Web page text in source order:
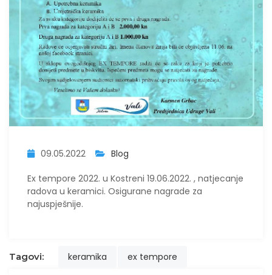
09.05.2022 Blog
Ex tempore 2022. u Kostreni 19.06.2022. , natjecanje
radova u keramici. Osigurane nagrade za
najuspješnije.
Tagovi: keramika ex tempore